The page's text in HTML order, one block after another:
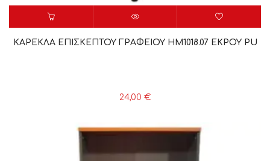
ΚΑΡΕΚΛΑ ΕΠΙΣΚΕΠΤΟΥ ΓΡΑΦΕΙΟΥ HM1018.07 ΕΚΡΟΥ PU
24,00 €